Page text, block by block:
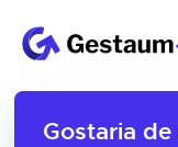
Gostaria